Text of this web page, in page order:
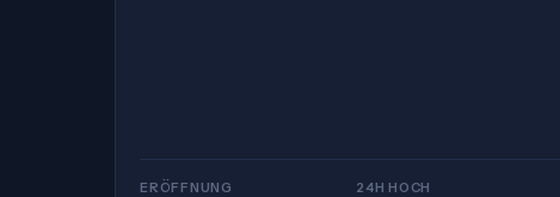
ERÖFFNUNG 24H HOCH